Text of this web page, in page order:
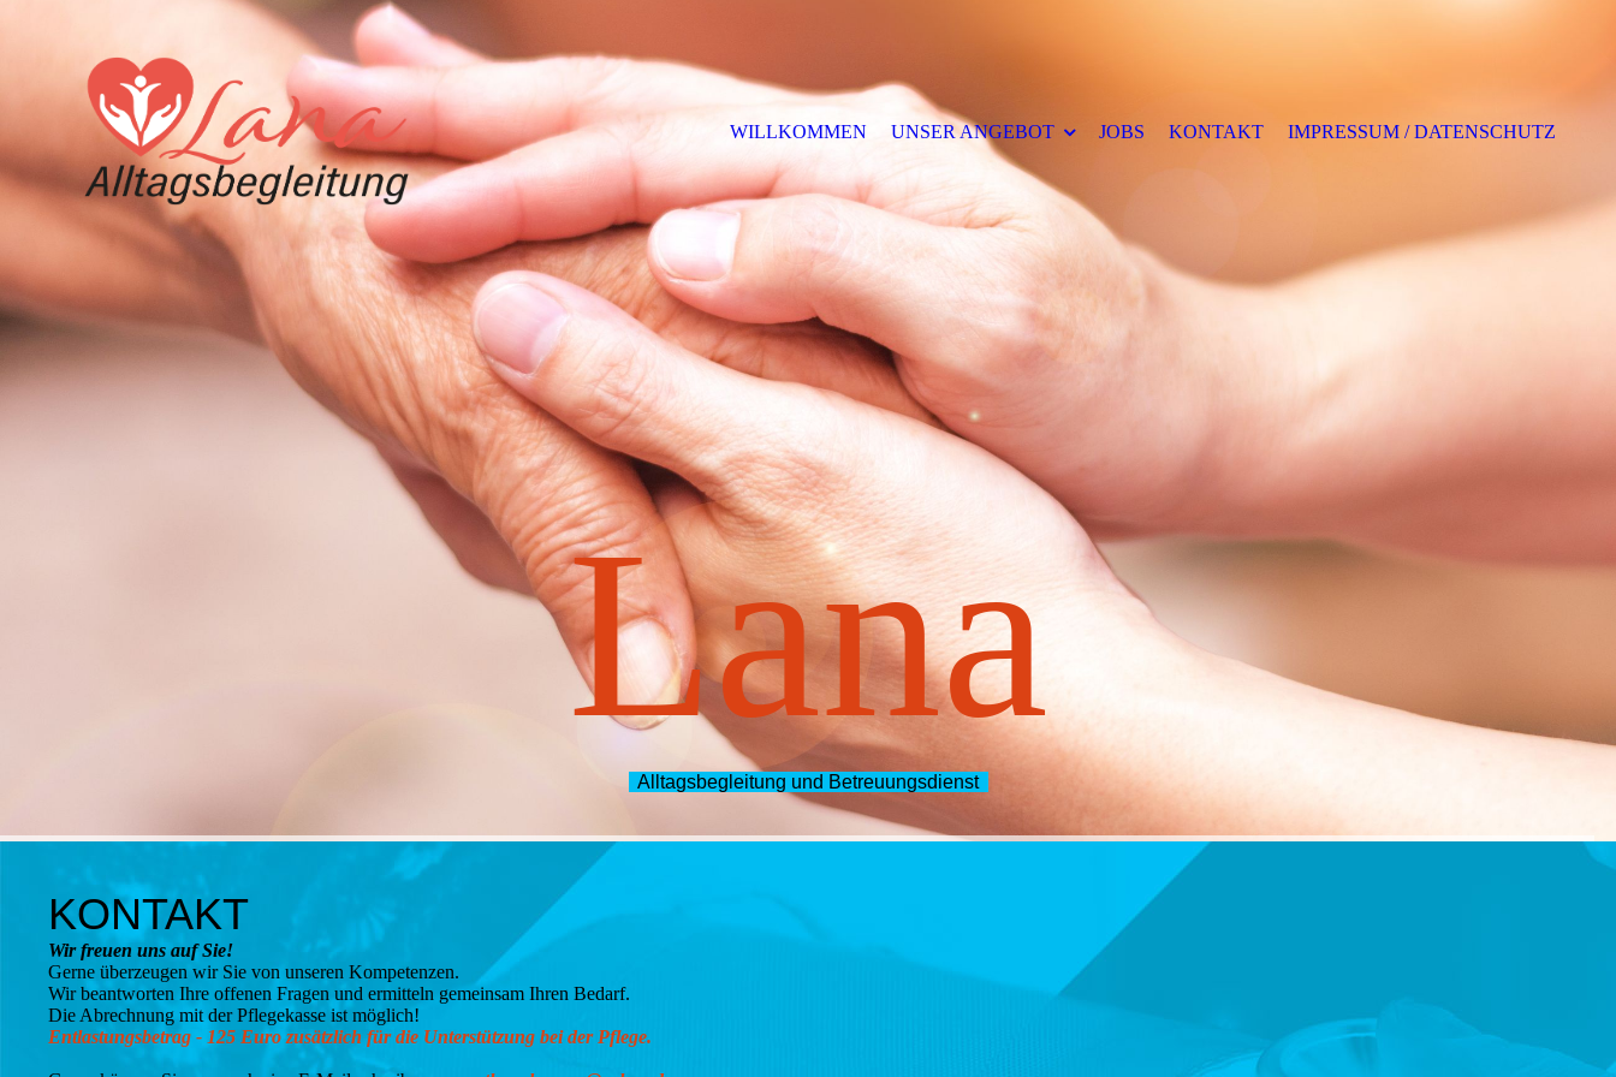
WILLKOMMEN UNSER ANGEBOT JOBS KONTAKT IMPRESSUM / DATENSCHUTZ
Lana
Alltagsbegleitung und Betreuungsdienst
KONTAKT
Wir freuen uns auf Sie!
Gerne überzeugen wir Sie von unseren Kompetenzen.
Wir beantworten Ihre offenen Fragen und ermitteln gemeinsam Ihren Bedarf.
Die Abrechnung mit der Pflegekasse ist möglich!
Entlastungsbetrag - 125 Euro zusätzlich für die Unterstützung bei der Pflege.